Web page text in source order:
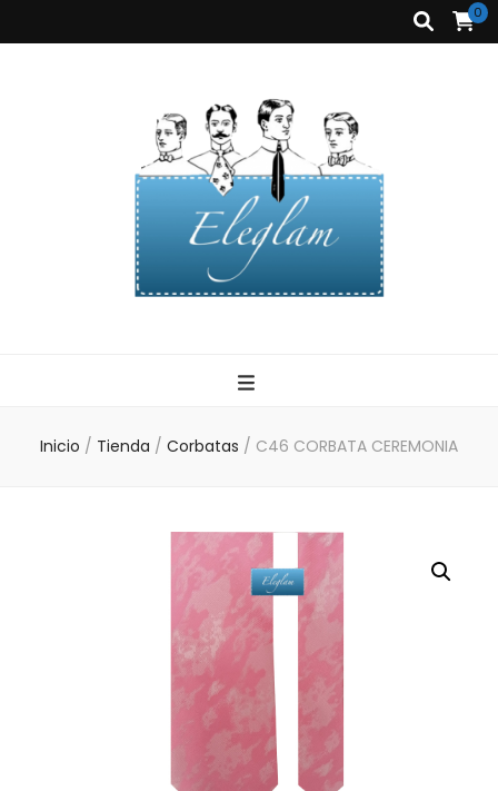
0
Eleglam
Inicio / Tienda / Corbatas / C46 CORBATA CEREMONIA